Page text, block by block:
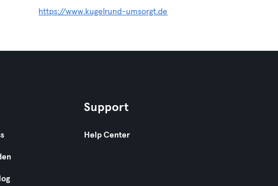
https://www.kugelrund-umsorgt.de
Support
Help Center